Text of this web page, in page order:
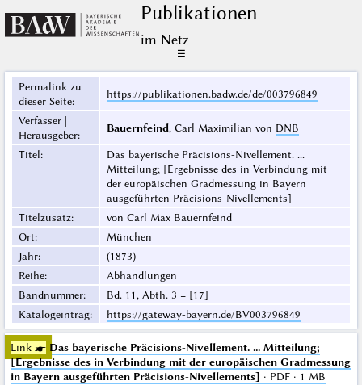
Publikationen
im Netz
☰
Permalink zu
dieser Seite:
https://publikationen.badw.de/de/003796849
Verfasser |
Herausgeber:
Bauernfeind, Carl Maximilian von DNB
Titel:
Das bayerische Präcisions-Nivellement. ...
Mitteilung; [Ergebnisse des in Verbindung mit
der europäischen Gradmessung in Bayern
ausgeführten Präcisions-Nivellements]
Titelzusatz:
von Carl Max Bauernfeind
Ort:
München
Jahr:
(1873)
Reihe:
Abhandlungen
Bandnummer:
Bd. 11, Abth. 3 = [17]
Katalogeintrag: https://gateway-bayern.de/BV003796849
Link ☛ Das bayerische Präcisions-Nivellement. ... Mitteilung;
[Ergebnisse des in Verbindung mit der europäischen Gradmessung
in Bayern ausgeführten Präcisions-Nivellements] · PDF · 1 MB